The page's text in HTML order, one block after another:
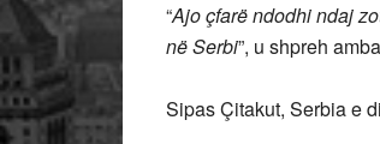
“Ajo çfarë ndodhi ndaj
në Serbi”, u shpreh
Sipas Çitakut, Serbia e